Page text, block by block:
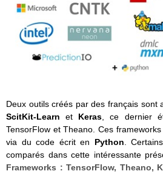
Deux outils créés par des français sont
ScitKit-Learnet Keras , ce dernier
TensorFlow et Theano. Ces
via du code écrit en Python .
comparés dans cette intéressante
Frameworks : TensorFlow, Theano,